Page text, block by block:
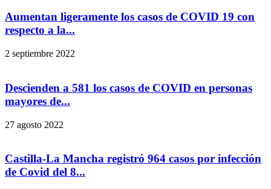
Aumentan ligeramente los casos de COVID 19 con
respecto a la...
2 septiembre 2022
Descienden a 581 los casos de COVID en personas
mayores de...
27 agosto 2022
Castilla-La Mancha registró 964 casos por infección
de Covid del 8...